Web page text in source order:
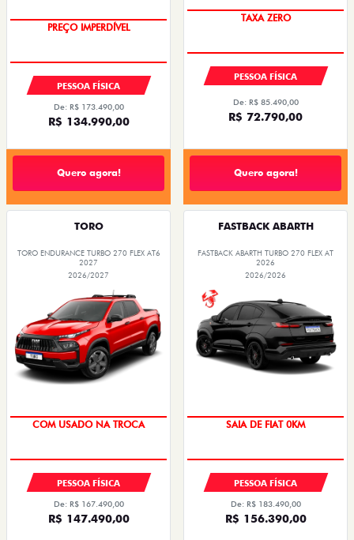
PREÇO IMPERDÍVEL
PESSOA FÍSICA
De: R$ 173.490,00
R$ 134.990,00
Quero agora!
TAXA ZERO
PESSOA FÍSICA
De: R$ 85.490,00
R$ 72.790,00
Quero agora!
TORO
TORO ENDURANCE TURBO 270 FLEX AT6
2027
2026/2027
COM USADO NA TROCA
PESSOA FÍSICA
De: R$ 167.490,00
R$ 147.490,00
FASTBACK ABARTH
FASTBACK ABARTH TURBO 270 FLEX AT
2026
2026/2026
SAIA DE FIAT 0KM
PESSOA FÍSICA
De: R$ 183.490,00
R$ 156.390,00